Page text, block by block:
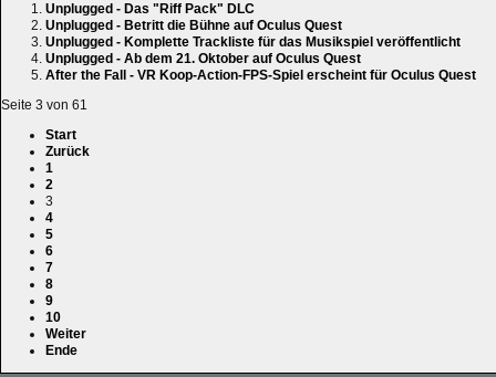
Unplugged - Das "Riff Pack" DLC
Unplugged - Betritt die Bühne auf Oculus Quest
Unplugged - Komplette Trackliste für das Musikspiel veröffentlicht
Unplugged - Ab dem 21. Oktober auf Oculus Quest
After the Fall - VR Koop-Action-FPS-Spiel erscheint für Oculus Quest
Seite 3 von 61
Start
Zurück
1
2
3
4
5
6
7
8
9
10
Weiter
Ende